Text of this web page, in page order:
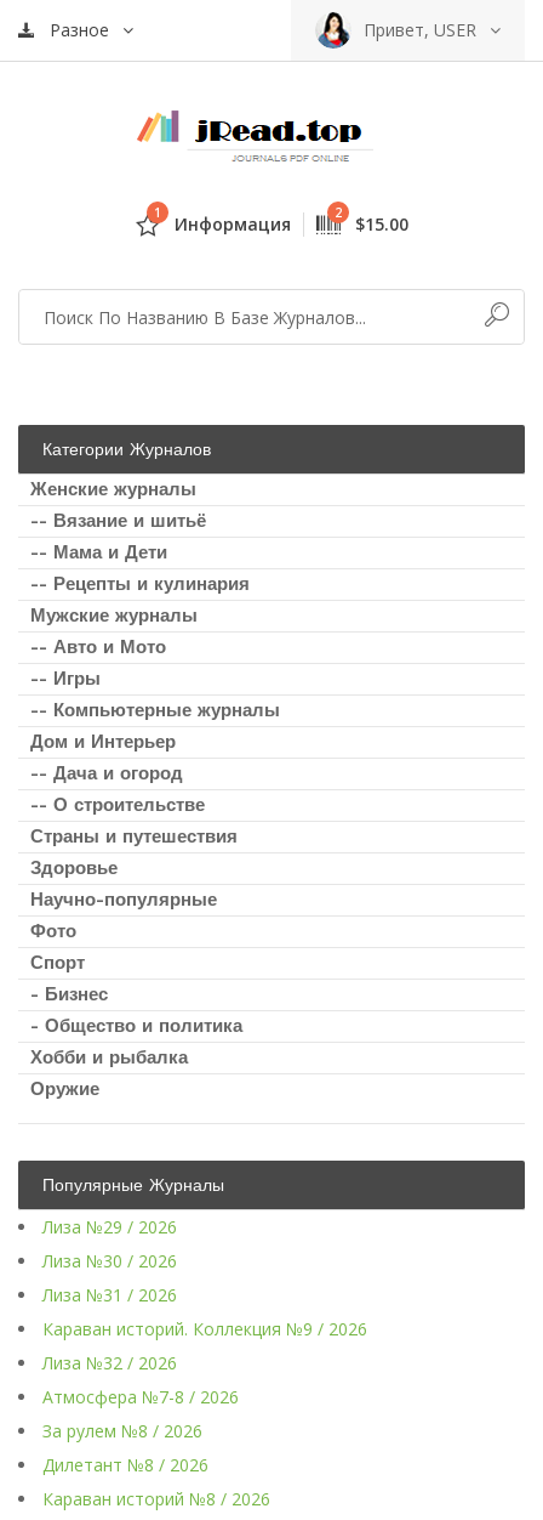
Разное Привет, USER
1 Информация 2 $15.00
Категории Журналов
Женские журналы
-- Вязание и шитьё
-- Мама и Дети
-- Рецепты и кулинария
Мужские журналы
-- Авто и Мото
-- Игры
-- Компьютерные журналы
Дом и Интерьер
-- Дача и огород
-- О строительстве
Страны и путешествия
Здоровье
Научно-популярные
Фото
Спорт
- Бизнес
- Общество и политика
Хобби и рыбалка
Оружие
Популярные Журналы
Лиза №29 / 2026
Лиза №30 / 2026
Лиза №31 / 2026
Караван историй. Коллекция №9 / 2026
Лиза №32 / 2026
Атмосфера №7-8 / 2026
За рулем №8 / 2026
Дилетант №8 / 2026
Караван историй №8 / 2026